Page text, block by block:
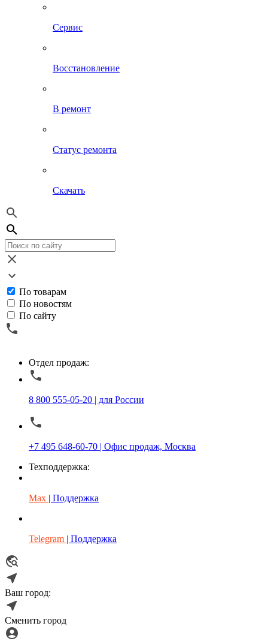
Сервис
Восстановление
В ремонт
Статус ремонта
Скачать
По товарам
По новостям
По сайту
Отдел продаж:
8 800 555-05-20 | для России
+7 495 648-60-70 | Офис продаж, Москва
Техподдержка:
Max | Поддержка
Telegram | Поддержка
Ваш город:
Сменить город